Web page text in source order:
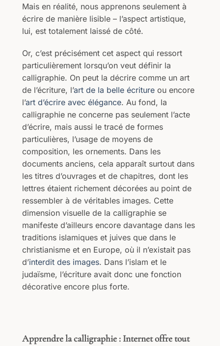
Mais en réalité, nous apprenons seulement à
écrire de manière lisible – l’aspect artistique,
lui, est totalement laissé de côté.
Or, c’est précisément cet aspect qui ressort
particulièrement lorsqu’on veut définir la
calligraphie. On peut la décrire comme un art
de l’écriture, l’art de la belle écriture ou encore
l’art d’écrire avec élégance. Au fond, la
calligraphie ne concerne pas seulement l’acte
d’écrire, mais aussi le tracé de formes
particulières, l’usage de moyens de
composition, les ornements. Dans les
documents anciens, cela apparaît surtout dans
les titres d’ouvrages et de chapitres, dont les
lettres étaient richement décorées au point de
ressembler à de véritables images. Cette
dimension visuelle de la calligraphie se
manifeste d’ailleurs encore davantage dans les
traditions islamiques et juives que dans le
christianisme et en Europe, où il n’existait pas
d’interdit des images. Dans l’islam et le
judaïsme, l’écriture avait donc une fonction
décorative encore plus forte.
Apprendre la calligraphie : Internet offre tout